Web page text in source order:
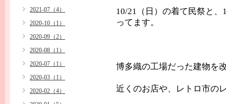
10/21（日）の着て民祭と
ってます。
博多織の工場だった建物を
近くのお店や、レトロ市の
2021-07（4）
2020-10（1）
2020-09（2）
2020-08（1）
2020-07（1）
2020-03（1）
2020-02（4）